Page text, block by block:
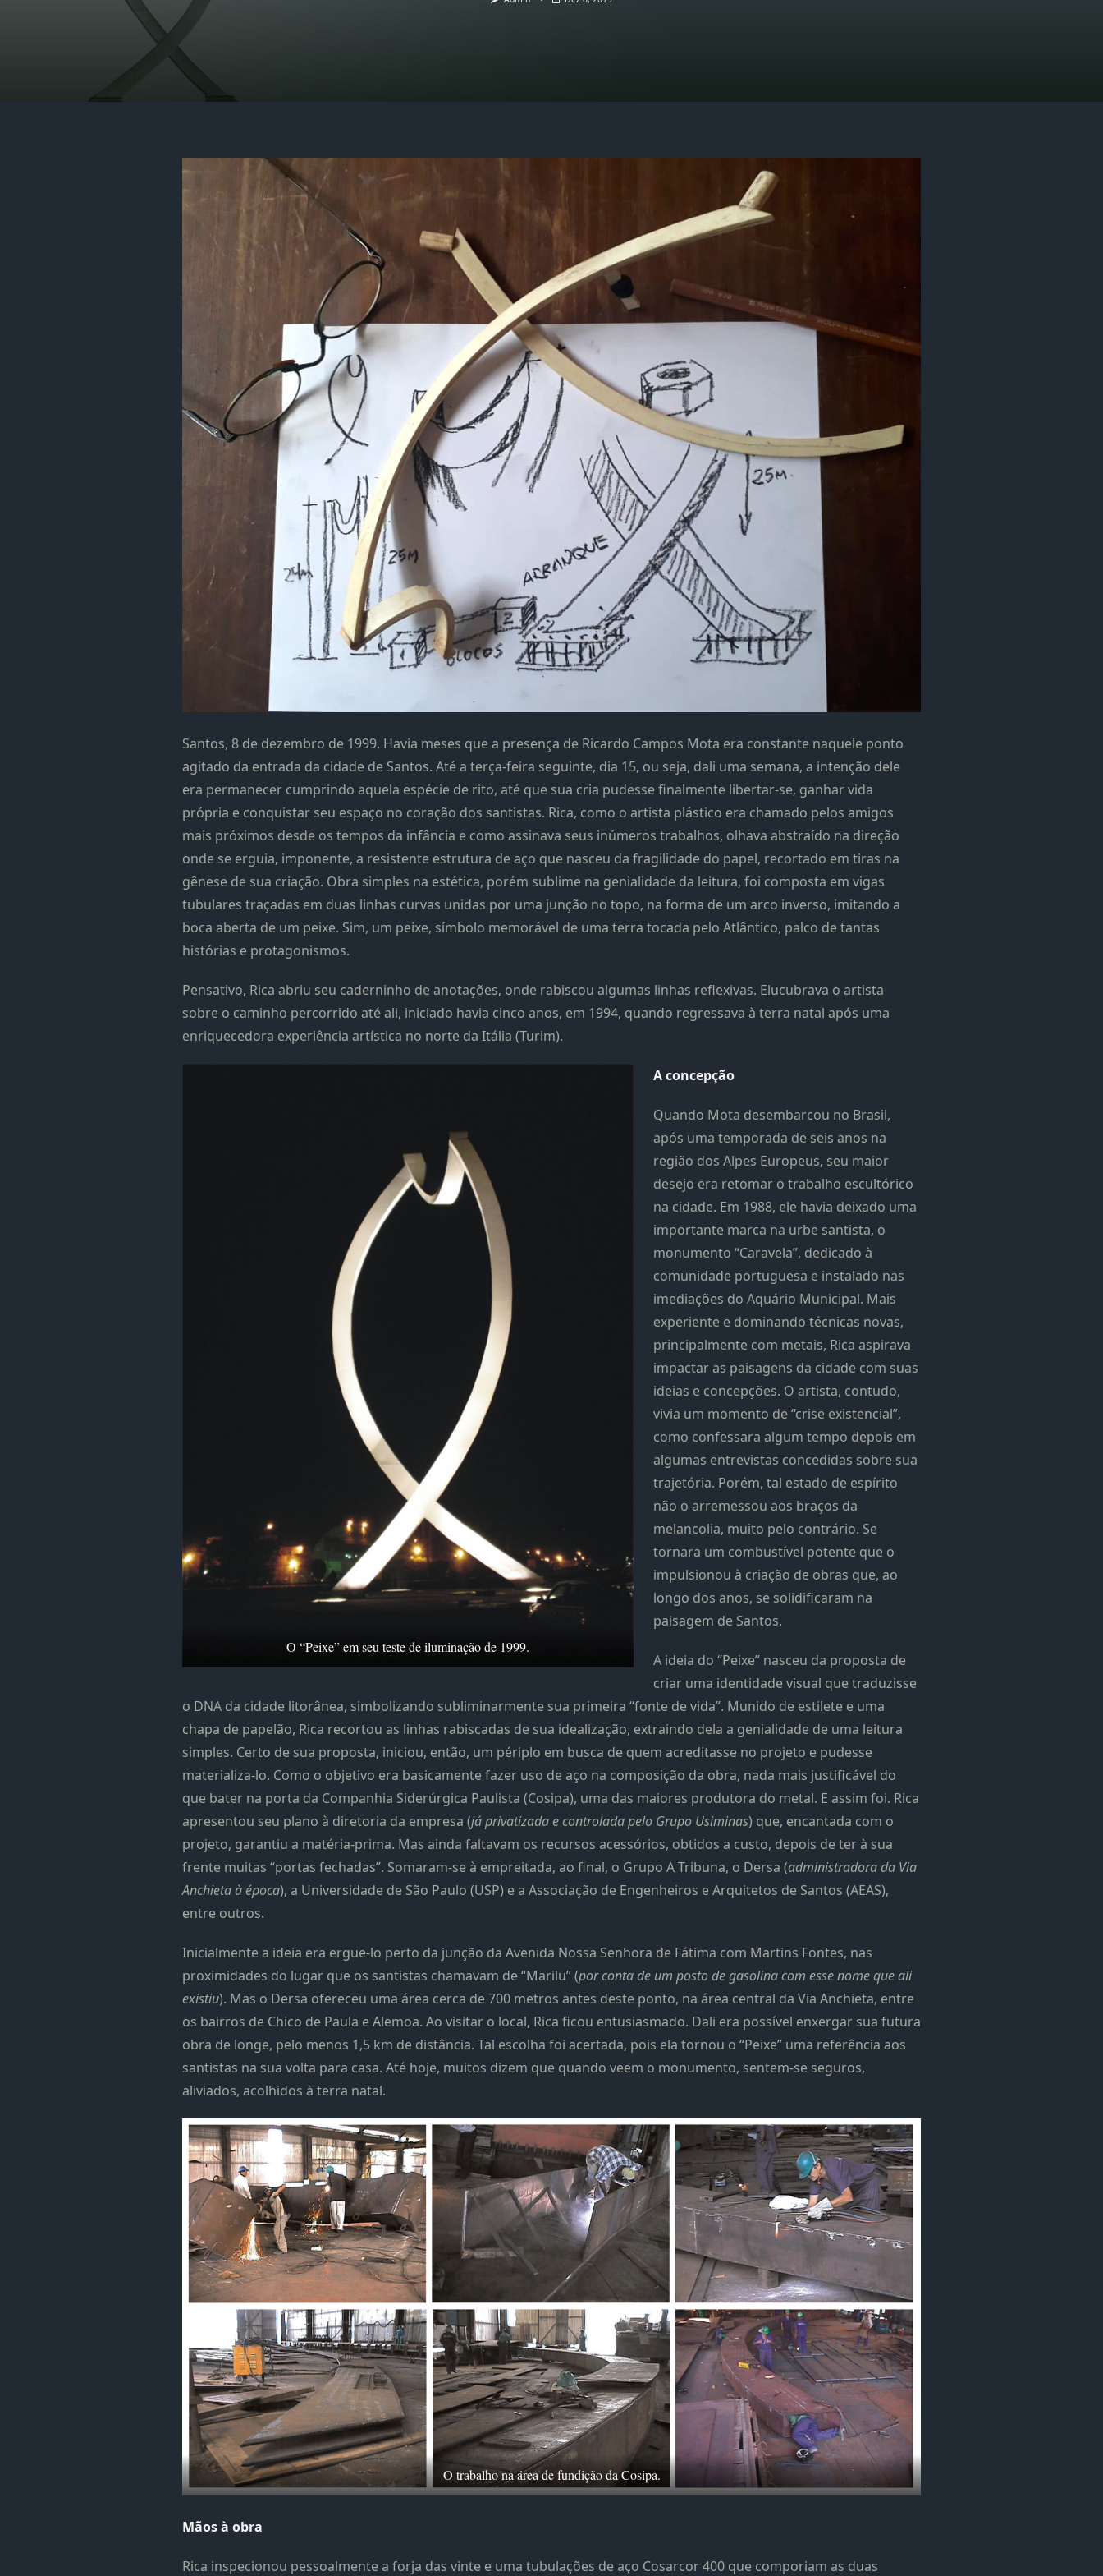
Santos, 8 de dezembro de 1999. Havia meses que a presença de Ricardo Campos Mota era constante naquele ponto
agitado da entrada da cidade de Santos. Até a terça-feira seguinte, dia 15, ou seja, dali uma semana, a intenção dele
era permanecer cumprindo aquela espécie de rito, até que sua cria pudesse finalmente libertar-se, ganhar vida
própria e conquistar seu espaço no coração dos santistas. Rica, como o artista plástico era chamado pelos amigos
mais próximos desde os tempos da infância e como assinava seus inúmeros trabalhos, olhava abstraído na direção
onde se erguia, imponente, a resistente estrutura de aço que nasceu da fragilidade do papel, recortado em tiras na
gênese de sua criação. Obra simples na estética, porém sublime na genialidade da leitura, foi composta em vigas
tubulares traçadas em duas linhas curvas unidas por uma junção no topo, na forma de um arco inverso, imitando a
boca aberta de um peixe. Sim, um peixe, símbolo memorável de uma terra tocada pelo Atlântico, palco de tantas
histórias e protagonismos.
Pensativo, Rica abriu seu caderninho de anotações, onde rabiscou algumas linhas reflexivas. Elucubrava o artista
sobre o caminho percorrido até ali, iniciado havia cinco anos, em 1994, quando regressava à terra natal após uma
enriquecedora experiência artística no norte da Itália (Turim).
O “Peixe” em seu teste de iluminação de 1999.
A concepção
Quando Mota desembarcou no Brasil,
após uma temporada de seis anos na
região dos Alpes Europeus, seu maior
desejo era retomar o trabalho escultórico
na cidade. Em 1988, ele havia deixado uma
importante marca na urbe santista, o
monumento “Caravela”, dedicado à
comunidade portuguesa e instalado nas
imediações do Aquário Municipal. Mais
experiente e dominando técnicas novas,
principalmente com metais, Rica aspirava
impactar as paisagens da cidade com suas
ideias e concepções. O artista, contudo,
vivia um momento de “crise existencial”,
como confessara algum tempo depois em
algumas entrevistas concedidas sobre sua
trajetória. Porém, tal estado de espírito
não o arremessou aos braços da
melancolia, muito pelo contrário. Se
tornara um combustível potente que o
impulsionou à criação de obras que, ao
longo dos anos, se solidificaram na
paisagem de Santos.
A ideia do “Peixe” nasceu da proposta de
criar uma identidade visual que traduzisse
o DNA da cidade litorânea, simbolizando subliminarmente sua primeira “fonte de vida”. Munido de estilete e uma
chapa de papelão, Rica recortou as linhas rabiscadas de sua idealização, extraindo dela a genialidade de uma leitura
simples. Certo de sua proposta, iniciou, então, um périplo em busca de quem acreditasse no projeto e pudesse
materializa-lo. Como o objetivo era basicamente fazer uso de aço na composição da obra, nada mais justificável do
que bater na porta da Companhia Siderúrgica Paulista (Cosipa), uma das maiores produtora do metal. E assim foi. Rica
apresentou seu plano à diretoria da empresa (já privatizada e controlada pelo Grupo Usiminas) que, encantada com o
projeto, garantiu a matéria-prima. Mas ainda faltavam os recursos acessórios, obtidos a custo, depois de ter à sua
frente muitas “portas fechadas”. Somaram-se à empreitada, ao final, o Grupo A Tribuna, o Dersa (administradora da Via
Anchieta à época), a Universidade de São Paulo (USP) e a Associação de Engenheiros e Arquitetos de Santos (AEAS),
entre outros.
Inicialmente a ideia era ergue-lo perto da junção da Avenida Nossa Senhora de Fátima com Martins Fontes, nas
proximidades do lugar que os santistas chamavam de “Marilu” (por conta de um posto de gasolina com esse nome que ali
existiu). Mas o Dersa ofereceu uma área cerca de 700 metros antes deste ponto, na área central da Via Anchieta, entre
os bairros de Chico de Paula e Alemoa. Ao visitar o local, Rica ficou entusiasmado. Dali era possível enxergar sua futura
obra de longe, pelo menos 1,5 km de distância. Tal escolha foi acertada, pois ela tornou o “Peixe” uma referência aos
santistas na sua volta para casa. Até hoje, muitos dizem que quando veem o monumento, sentem-se seguros,
aliviados, acolhidos à terra natal.
O trabalho na área de fundição da Cosipa.
Mãos à obra
Rica inspecionou pessoalmente a forja das vinte e uma tubulações de aço Cosarcor 400 que comporiam as duas